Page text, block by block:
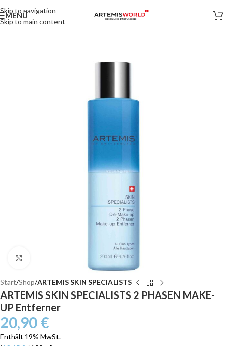
Skip to navigation
Skip to main content
MENÜ
Start Shop ARTEMIS SKIN SPECIALISTS
ARTEMIS SKIN SPECIALISTS 2 PHASEN MAKE-
UP Entferner
20,90€
Enthält 19% MwSt.